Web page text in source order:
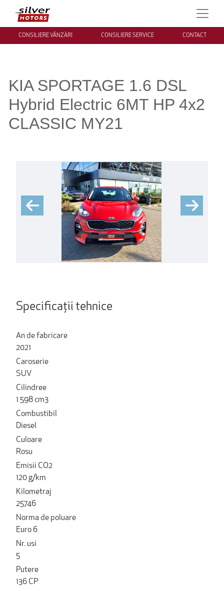
CONSILIERE VÂNZĂRI CONSILIERE SERVICE CONTACT
KIA SPORTAGE 1.6 DSL
Hybrid Electric 6MT HP 4x2
CLASSIC MY21
Specificații tehnice
An de fabricare
2021
Caroserie
SUV
Cilindree
1 598 cm3
Combustibil
Diesel
Culoare
Rosu
Emisii CO2
120 g/km
Kilometraj
25746
Norma de poluare
Euro 6
Nr. usi
5
Putere
136 CP